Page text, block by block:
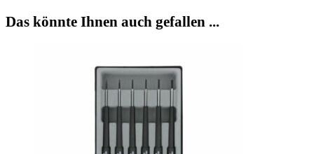
Das könnte Ihnen auch gefallen ...